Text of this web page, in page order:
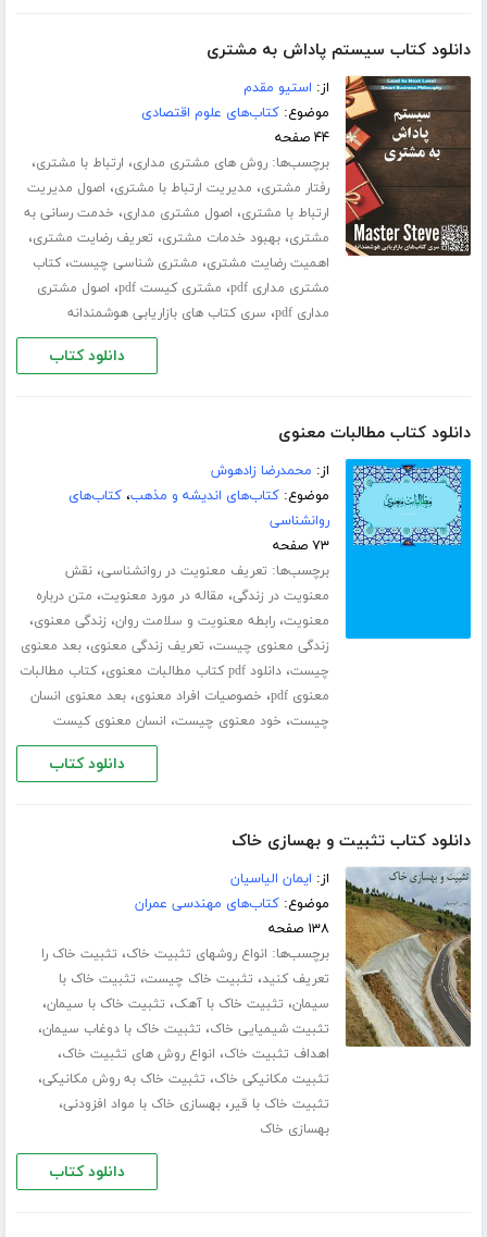
دانلود کتاب سیستم پاداش به مشتری
از: استیو مقدم
موضوع:کتاب‌های علوم اقتصادی
۴۴ صفحه
برچسب‌ها:روش های مشتری مداری، ارتباط با مشتری،
رفتار مشتری، مدیریت ارتباط با مشتری، اصول مدیریت
ارتباط با مشتری، اصول مشتری مداری، خدمت رسانی به
مشتری،بهبود خدمات مشتری، تعریف رضایت مشتری،
اهمیت رضایت مشتری، مشتری شناسی چیست،کتاب
مشتری مداری pdf
، مشتری کیست pdf ، اصول مشتری
مداری pdf
، سری کتاب های بازاریابی هوشمندانه
دانلود کتاب
دانلود کتاب مطالبات معنوی
از: محمدرضا زادهوش
موضوع:کتاب‌های اندیشه و مذهب،کتاب‌های
روانشناسی
۷۳ صفحه
برچسب‌ها: تعریف معنویت در روانشناسی،نقش
معنویت در زندگی، مقاله در مورد معنویت، متن درباره
معنویت،رابطه معنویت و سلامت روان، زندگی معنوی،
زندگی معنوی چیست، تعریف زندگی معنوی،بعد معنوی
چیست،دانلود pdf کتاب مطالبات معنوی ،کتاب مطالبات
معنوی pdf
، خصوصیات افراد معنوی،بعد معنوی انسان
چیست، خود معنوی چیست، انسان معنوی کیست
دانلود کتاب
دانلود کتاب تثبیت و بهسازی خاک
از: ایمان الیاسیان
موضوع:کتاب‌های مهندسی عمران
۱۳۸ صفحه
برچسب‌ها: انواع روشهای تثبیت خاک، تثبیت خاک را
تعریف کنید، تثبیت خاک چیست، تثبیت خاک با
سیمان، تثبیت خاک با آهک، تثبیت خاک با سیمان،
تثبیت شیمیایی خاک، تثبیت خاک با دوغاب سیمان،
اهداف تثبیت خاک، انواع روش های تثبیت خاک،
تثبیت مکانیکی خاک، تثبیت خاک به روش مکانیکی،
تثبیت خاک با قیر،بهسازی خاک با مواد افزودنی،
بهسازی خاک
دانلود کتاب